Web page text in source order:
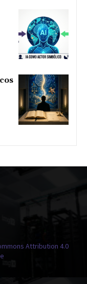
Attribution 4.0